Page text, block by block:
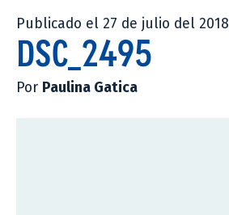
Publicado el 27 de julio del 2018
DSC_2495
Por Paulina Gatica